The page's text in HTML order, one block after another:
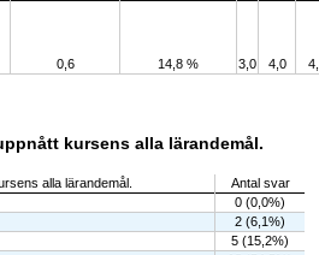
0,6 14,8 % 3,0 4,0
kursens alla lärandemål.
alla lärandemål.
Antal svar
0 (0,0%)
2 (6,1%)
5 (15,2%)